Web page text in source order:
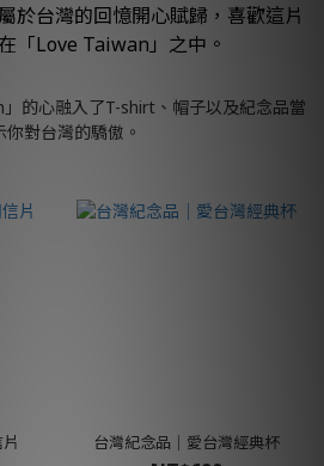
於台灣的回憶開心賦歸，喜歡這片
「Love Taiwan」之中。
的心融入了T-shirt、帽子以及紀念品當
對台灣的驕傲。
台灣紀念品│愛台灣經典杯